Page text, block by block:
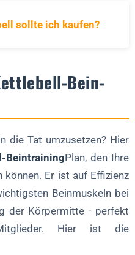
sollte ich kaufen?
Bein-
die Tat umzusetzen? Hier
Beintraining Plan, den Ihre
können. Er ist auf Effizienz
Beinmuskeln bei
der Körpermitte - perfekt
Hier ist die